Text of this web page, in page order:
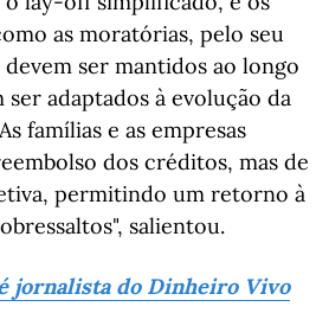
as moratórias, pelo seu
ser mantidos ao longo
ser adaptados à evolução da
famílias e as empresas
dos créditos, mas de
permitindo um retorno à
salientou.
jornalista do Dinheiro Vivo